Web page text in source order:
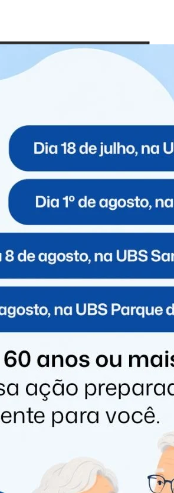
entidades e aproveitou-se
de confiança, falsificação
apenas 24 horas”, contou a
de serviços comunitários, mas
bancários, apresentando
movimentou cerca de
parte do dinheiro teria sido
muitas delas sem
esquema de lavagem de
permanece à disposição da